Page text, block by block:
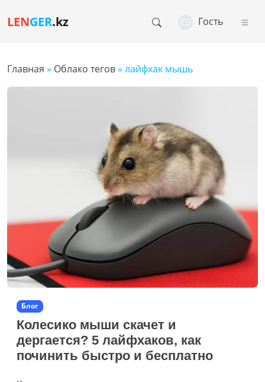
LENGER.kz Гость
Главная » Облако тегов» лайфхак мышь
Блог
Колесико мыши скачет и
дергается? 5 лайфхаков, как
починить быстро и бесплатно